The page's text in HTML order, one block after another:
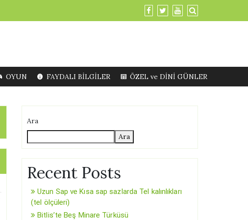
OYUN FAYDALI BİLGİLER ÖZEL ve DİNİ GÜNLER
Ara
Ara
Recent Posts
Uzun Sap ve Kısa sap sazlarda Tel kalınlıkları
(tel ölçüleri)
Bitlis’te Beş Minare Türküsü